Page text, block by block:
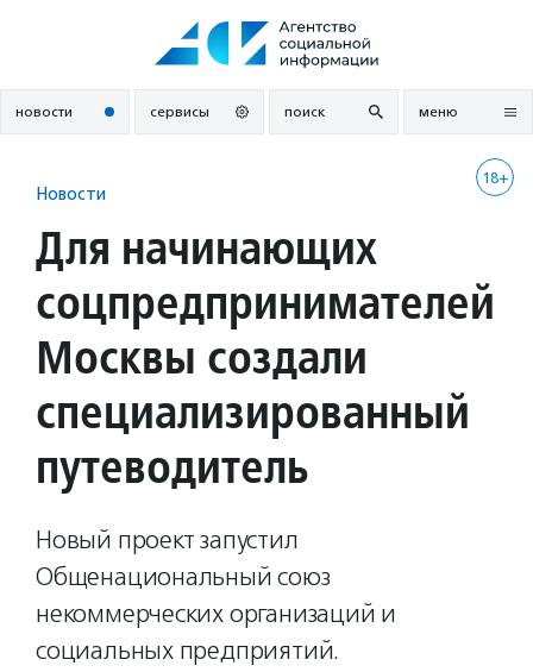
новости сервисы поиск меню
18+
Новости
Для начинающих
соцпредпринимателей
Москвы создали
специализированный
путеводитель
Новый проект запустил
Общенациональный союз
некоммерческих организаций и
социальных предприятий.